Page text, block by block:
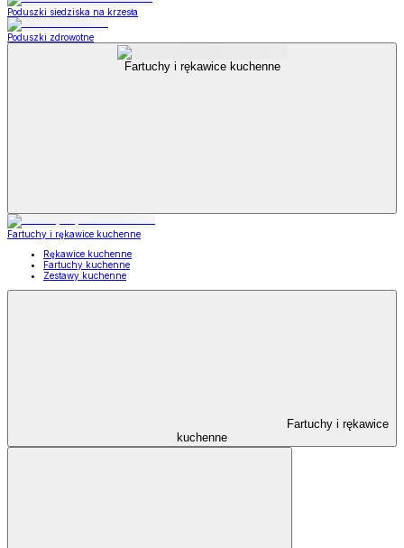
Poduszki siedziska na krzesła
Poduszki zdrowotne
Fartuchy i rękawice kuchenne
Fartuchy i rękawice kuchenne
Rękawice kuchenne
Fartuchy kuchenne
Zestawy kuchenne
Fartuchy i rękawice
kuchenne